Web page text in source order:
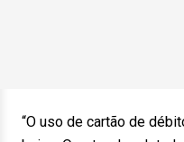
“O uso de cartão de